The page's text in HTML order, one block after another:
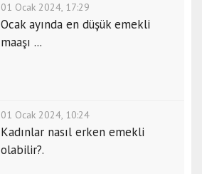
01 Ocak 2024, 17:29
Ocak ayında en düşük emekli
maaşı ...
01 Ocak 2024, 10:24
Kadınlar nasıl erken emekli
olabilir?.